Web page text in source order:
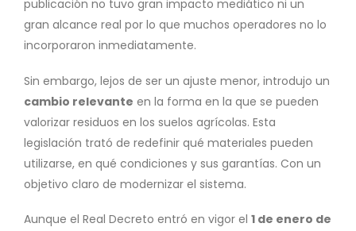
publicación no tuvo gran impacto mediático ni un
gran alcance real por lo que muchos operadores no lo
incorporaron inmediatamente.
Sin embargo, lejos de ser un ajuste menor, introdujo un
cambio relevante en la forma en la que se pueden
valorizar residuos en los suelos agrícolas. Esta
legislación trató de redefinir qué materiales pueden
utilizarse, en qué condiciones y sus garantías. Con un
objetivo claro de modernizar el sistema.
Aunque el Real Decreto entró en vigor el 1 de enero de